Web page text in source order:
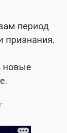
период
признания.
новые